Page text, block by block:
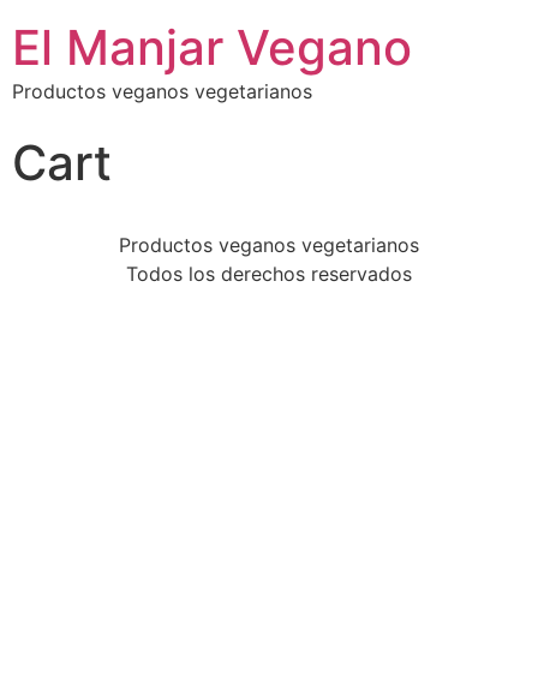
El Manjar Vegano
Productos veganos vegetarianos
Cart
Productos veganos vegetarianos
Todos los derechos reservados